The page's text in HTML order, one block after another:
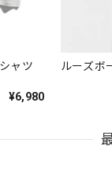
ャツ
¥6,980
ルーズボ